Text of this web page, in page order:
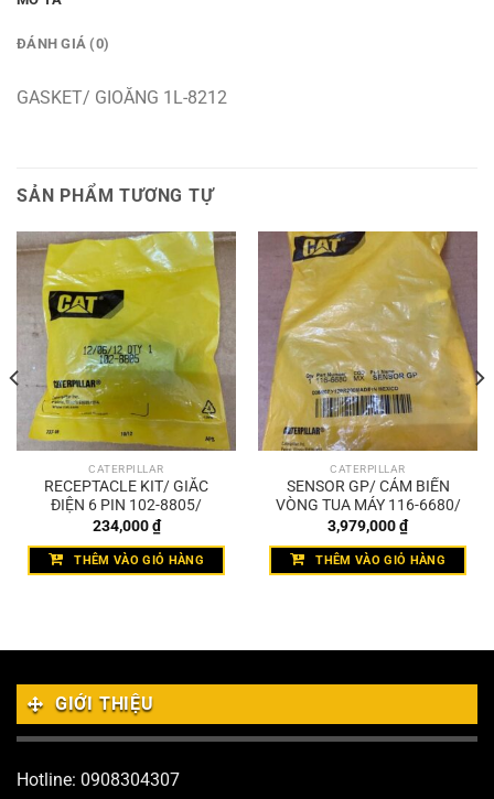
ĐÁNH GIÁ (0)
GASKET/ GIOĂNG 1L-8212
SẢN PHẨM TƯƠNG TỰ
CATERPILLAR
RECEPTACLE KIT/ GIẮC
ĐIỆN 6 PIN 102-8805/
234,000₫
THÊM VÀO GIỎ HÀNG
CATERPILLAR
SENSOR GP/ CẢM BIẾN
VÒNG TUA MÁY 116-6680/
3,979,000₫
THÊM VÀO GIỎ HÀNG
GIỚI THIỆU
Hotline: 0908304307